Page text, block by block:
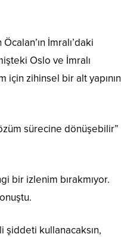
İmralı’daki
Oslo ve İmralı
için zihinsel bir alt yapının
sürecine dönüşebilir”
bir izlenim bırakmıyor.
şiddeti kullanacaksın,